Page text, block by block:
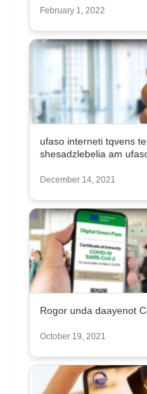
February 1, 2022
ufaso interneti tqvens
shesadzlebelia am
December 14, 2021
Rogor unda daayenot
October 19, 2021